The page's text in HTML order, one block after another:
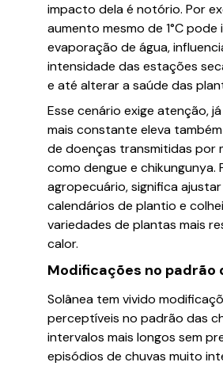
impacto dela é notório. Por
aumento mesmo de 1°C
evaporação de água,
intensidade das estações
e até alterar a saúde das
Esse cenário exige atenção,
mais constante eleva
de doenças transmitidas por
como dengue e chikungunya.
agropecuário, significa
calendários de plantio e
variedades de plantas mais
calor.
Modificações no padrão
Solânea tem vivido
perceptíveis no padrão das
intervalos mais longos sem
episódios de chuvas muito